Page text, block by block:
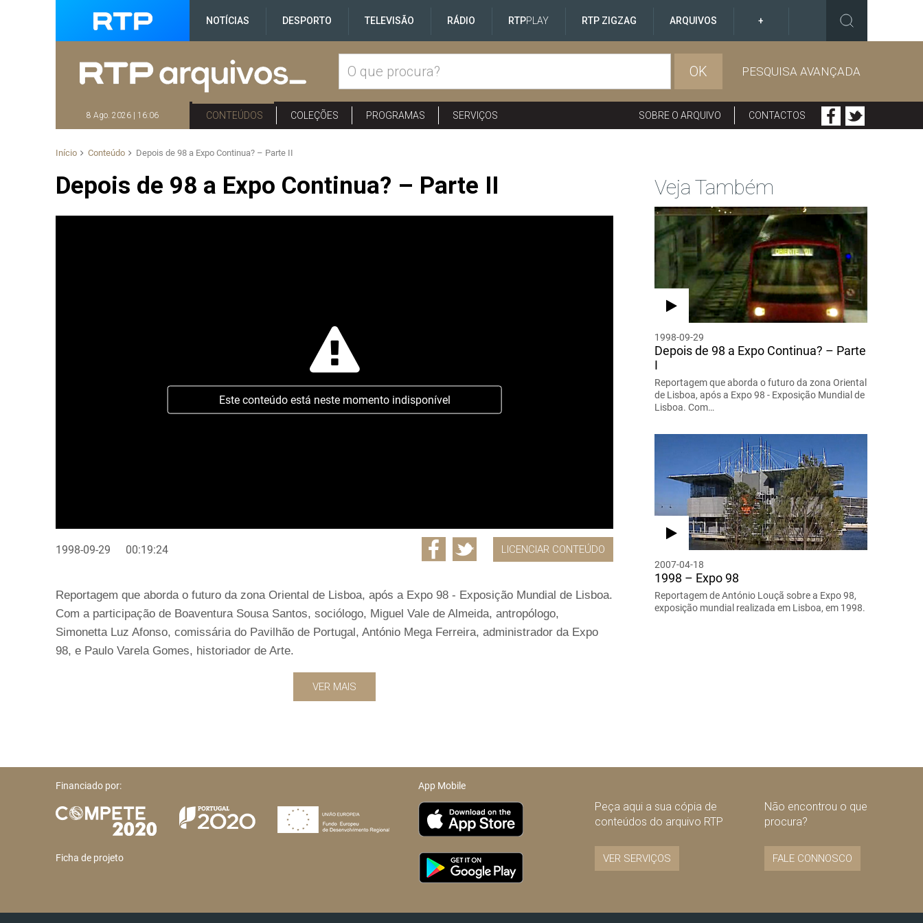
NOTÍCIAS DESPORTO TELEVISÃO RÁDIO RTPPLAY RTP ZIGZAG ARQUIVOS +
OK PESQUISA AVANÇADA
8 Ago. 2026 | 16:06 CONTEÚDOS COLEÇÕES PROGRAMAS SERVIÇOS SOBRE O ARQUIVO CONTACTOS
Início Conteúdo Depois de 98 a Expo Continua? – Parte II
Depois de 98 a Expo Continua? – Parte II
Este conteúdo está neste momento indisponível
1998-09-29 00:19:24 LICENCIAR CONTEÚDO
Reportagem que aborda o futuro da zona Oriental de Lisboa, após a Expo 98 - Exposição Mundial de Lisboa.
Com a participação de Boaventura Sousa Santos, sociólogo, Miguel Vale de Almeida, antropólogo,
Simonetta Luz Afonso, comissária do Pavilhão de Portugal, António Mega Ferreira, administrador da Expo
98, e Paulo Varela Gomes, historiador de Arte.
VER MAIS
Veja Também
1998-09-29
Depois de 98 a Expo Continua? – Parte
I
Reportagem que aborda o futuro da zona Oriental
de Lisboa, após a Expo 98 - Exposição Mundial de
Lisboa. Com…
2007-04-18
1998 – Expo 98
Reportagem de António Louçã sobre a Expo 98,
exposição mundial realizada em Lisboa, em 1998.
Financiado por:
Ficha de projeto
App Mobile
Peça aqui a sua cópia de
conteúdos do arquivo RTP
VER SERVIÇOS
Não encontrou o que
procura?
FALE CONNOSCO